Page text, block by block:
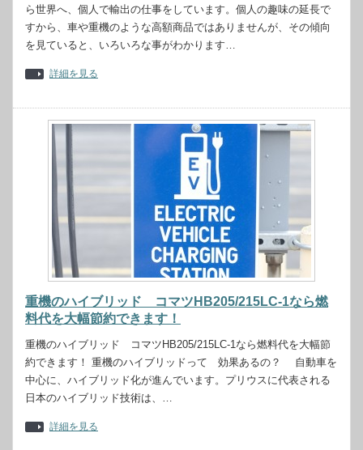
ら世界へ、個人で輸出の仕事をしています。個人の趣味の延長で
すから、車や重機のような高額商品ではありませんが、その傾向
を見ていると、いろいろな事がわかります…
詳細を見る
重機のハイブリッド コマツHB205/215LC-1なら燃
料代を大幅節約できます！
重機のハイブリッド コマツHB205/215LC-1なら燃料代を大幅節
約できます！ 重機のハイブリッドって 効果あるの？ 自動車を
中心に、ハイブリッド化が進んでいます。プリウスに代表される
日本のハイブリッド技術は、…
詳細を見る